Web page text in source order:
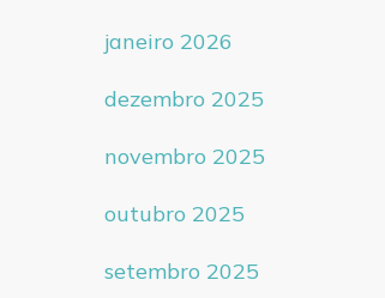
janeiro 2026
dezembro 2025
novembro 2025
outubro 2025
setembro 2025